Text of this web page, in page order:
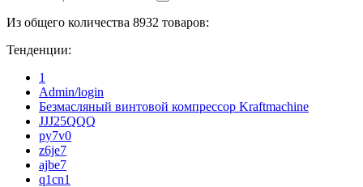
Из общего количества 8932 товаров:
Тенденции:
1
Admin/login
Безмасляный винтовой компрессор Kraftmaсhine
JJJ25QQQ
py7v0
z6je7
ajbe7
q1cn1